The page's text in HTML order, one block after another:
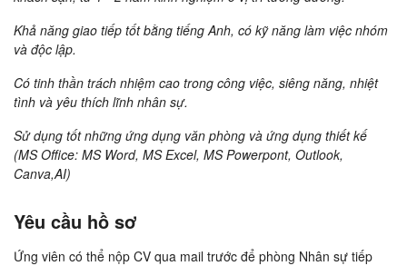
Khả năng giao tiếp tốt bằng tiếng Anh, có kỹ năng làm việc nhóm
và độc lập.
Có tinh thần trách nhiệm cao trong công việc, siêng năng, nhiệt
tình và yêu thích lĩnh nhân sự.
Sử dụng tốt những ứng dụng văn phòng và ứng dụng thiết kế
(MS Office: MS Word, MS Excel, MS Powerpont, Outlook,
Canva,AI)
Yêu cầu hồ sơ
Ứng viên có thể nộp CV qua mail trước để phòng Nhân sự tiếp